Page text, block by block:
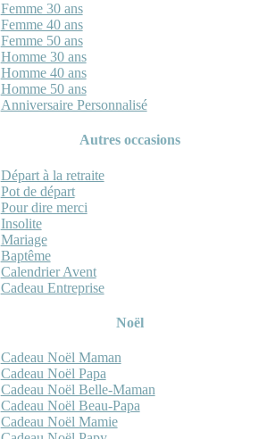
Femme 30 ans
Femme 40 ans
Femme 50 ans
Homme 30 ans
Homme 40 ans
Homme 50 ans
Anniversaire Personnalisé
Autres occasions
Départ à la retraite
Pot de départ
Pour dire merci
Insolite
Mariage
Baptême
Calendrier Avent
Cadeau Entreprise
Noël
Cadeau Noël Maman
Cadeau Noël Papa
Cadeau Noël Belle-Maman
Cadeau Noël Beau-Papa
Cadeau Noël Mamie